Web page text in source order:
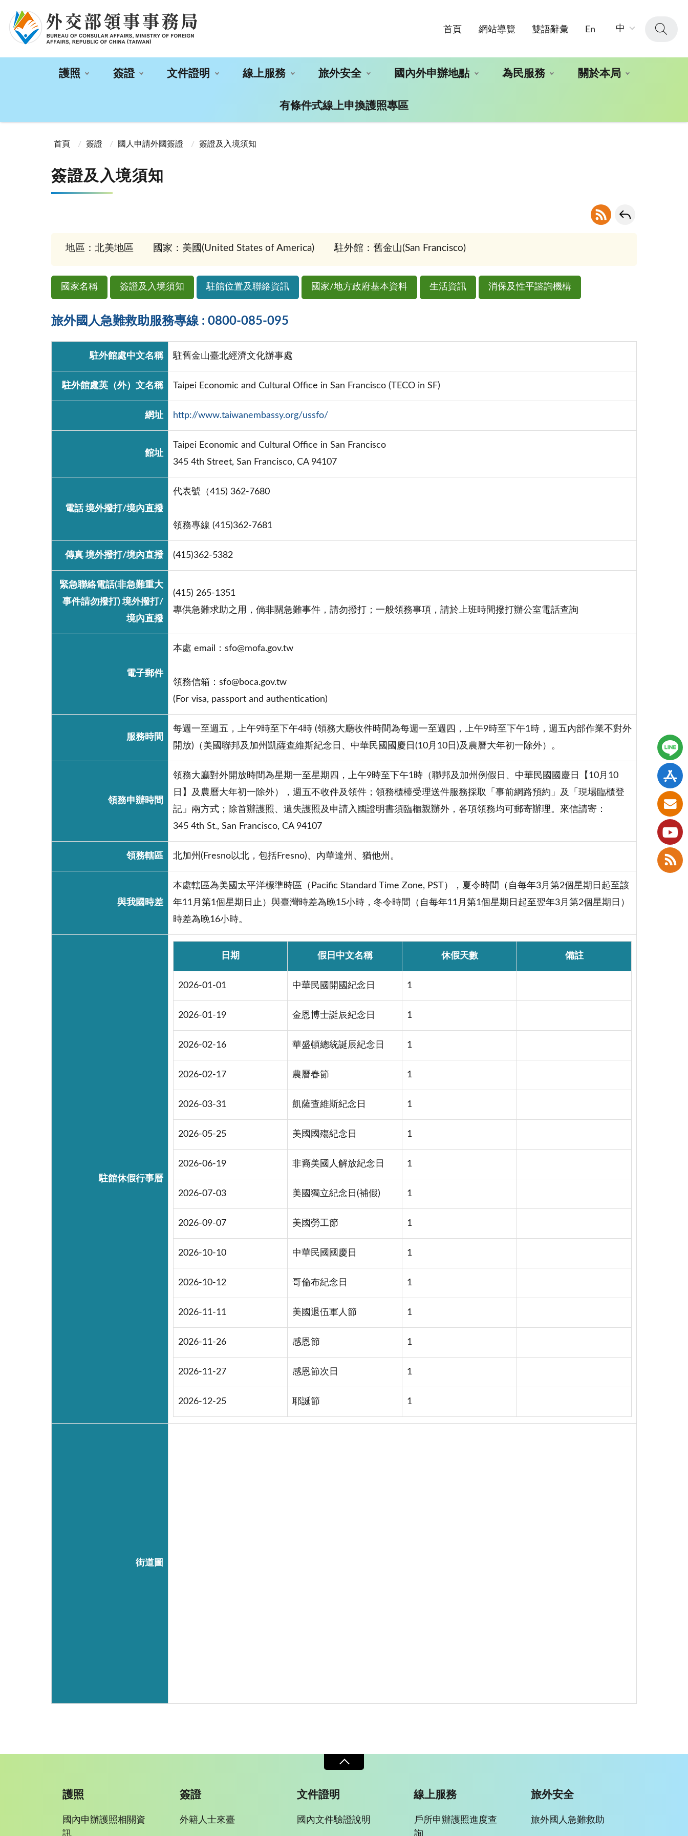
首頁 網站導覽 雙語辭彙 En 中
護照 簽證 文件證明 線上服務 旅外安全 國內外申辦地點 為民服務 關於本局
有條件式線上申換護照專區
首頁
簽證 國人申請外國簽證 簽證及入境須知
簽證及入境須知
地區：北美地區 國家：美國(United States of America) 駐外館：舊金山(San Francisco)
國家名稱 簽證及入境須知 駐館位置及聯絡資訊 國家/地方政府基本資料 生活資訊 消保及性平諮詢機構
旅外國人急難救助服務專線 : 0800-085-095
駐外館處中文名稱 駐舊金山臺北經濟文化辦事處
駐外館處英（外）文名稱 Taipei Economic and Cultural Office in San Francisco (TECO in SF)
網址 http://www.taiwanembassy.org/ussfo/
館址
Taipei Economic and Cultural Office in San Francisco
345 4th Street, San Francisco, CA 94107
電話 境外撥打/境內直撥
代表號（415) 362-7680
領務專線 (415)362-7681
傳真 境外撥打/境內直撥 (415)362-5382
緊急聯絡電話(非急難重大
事件請勿撥打) 境外撥打/
境內直撥
(415) 265-1351
專供急難求助之用，倘非關急難事件，請勿撥打；一般領務事項，請於上班時間撥打辦公室電話查詢
電子郵件
本處 email：sfo@mofa.gov.tw
領務信箱：sfo@boca.gov.tw
(For visa, passport and authentication)
服務時間
每週一至週五，上午9時至下午4時 (領務大廳收件時間為每週一至週四，上午9時至下午1時，週五內部作業不對外
開放)（美國聯邦及加州凱薩查維斯紀念日、中華民國國慶日(10月10日)及農曆大年初一除外）。
領務申辦時間
領務大廳對外開放時間為星期一至星期四，上午9時至下午1時（聯邦及加州例假日、中華民國國慶日【10月10
日】及農曆大年初一除外），週五不收件及領件；領務櫃檯受理送件服務採取「事前網路預約」及「現場臨櫃登
記」兩方式；除首辦護照、遺失護照及申請入國證明書須臨櫃親辦外，各項領務均可郵寄辦理。來信請寄：
345 4th St., San Francisco, CA 94107
領務轄區 北加州(Fresno以北，包括Fresno)、內華達州、猶他州。
與我國時差
本處轄區為美國太平洋標準時區（Pacific Standard Time Zone, PST），夏令時間（自每年3月第2個星期日起至該
年11月第1個星期日止）與臺灣時差為晚15小時，冬令時間（自每年11月第1個星期日起至翌年3月第2個星期日）
時差為晚16小時。
駐館休假行事曆
日期 假日中文名稱 休假天數 備註
2026-01-01 中華民國開國紀念日 1
2026-01-19 金恩博士誔辰紀念日 1
2026-02-16 華盛頓總統誕辰紀念日 1
2026-02-17 農曆春節 1
2026-03-31 凱薩查維斯紀念日 1
2026-05-25 美國國殤紀念日 1
2026-06-19 非裔美國人解放紀念日 1
2026-07-03 美國獨立紀念日(補假) 1
2026-09-07 美國勞工節 1
2026-10-10 中華民國國慶日 1
2026-10-12 哥倫布紀念日 1
2026-11-11 美國退伍軍人節 1
2026-11-26 感恩節 1
2026-11-27 感恩節次日 1
2026-12-25 耶誕節 1
街道圖
護照
國內申辦護照相關資
訊
簽證
外籍人士來臺
文件證明
國內文件驗證說明
線上服務
戶所申辦護照進度查
詢
旅外安全
旅外國人急難救助